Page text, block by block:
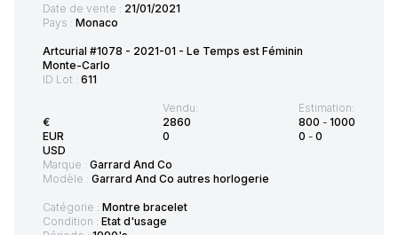
Date de vente : 21/01/2021
Pays : Monaco
Artcurial #1078 - 2021-01 - Le Temps est Féminin
Monte-Carlo
ID Lot : 611
€
EUR
USD
Vendu:
2860
0
Estimation:
800 - 1000
0 - 0
Marque : Garrard And Co
Modèle : Garrard And Co autres horlogerie
Catégorie : Montre bracelet
Condition : Etat d'usage